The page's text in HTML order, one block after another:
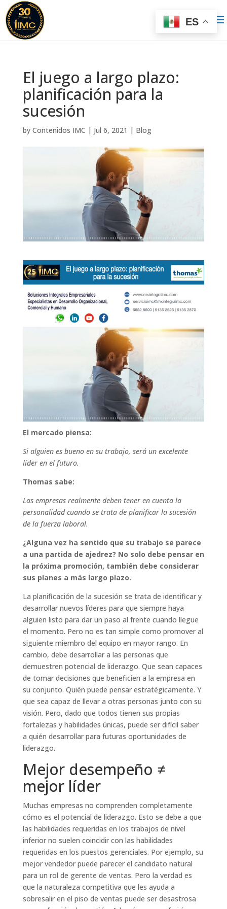
El juego a largo plazo:
planificación para la
sucesión
by Contenidos IMC | Jul 6, 2021 | Blog
El mercado piensa:
Si alguien es bueno en su trabajo, será un excelente
líder en el futuro.
Thomas sabe:
Las empresas realmente deben tener en cuenta la
personalidad cuando se trata de planificar la sucesión
de la fuerza laboral.
¿Alguna vez ha sentido que su trabajo se parece
a una partida de ajedrez? No solo debe pensar en
la próxima promoción, también debe considerar
sus planes a más largo plazo.
La planificación de la sucesión se trata de identificar y
desarrollar nuevos líderes para que siempre haya
alguien listo para dar un paso al frente cuando llegue
el momento. Pero no es tan simple como promover al
siguiente miembro del equipo en mayor rango. En
cambio, debe desarrollar a las personas que
demuestren potencial de liderazgo. Que sean capaces
de tomar decisiones que beneficien a la empresa en
su conjunto. Quién puede pensar estratégicamente. Y
que sea capaz de llevar a otras personas junto con su
visión. Pero, dado que todos tienen sus propias
fortalezas y habilidades únicas, puede ser difícil saber
a quién desarrollar para futuras oportunidades de
liderazgo.
Mejor desempeño ≠
mejor líder
Muchas empresas no comprenden completamente
cómo es el potencial de liderazgo. Esto se debe a que
las habilidades requeridas en los trabajos de nivel
inferior no suelen coincidir con las habilidades
requeridas en los puestos gerenciales. Por ejemplo, su
mejor vendedor puede parecer el candidato natural
para un rol de gerente de ventas. Pero la verdad es
que la naturaleza competitiva que les ayuda a
sobresalir en el piso de ventas puede ser desastrosa
ES